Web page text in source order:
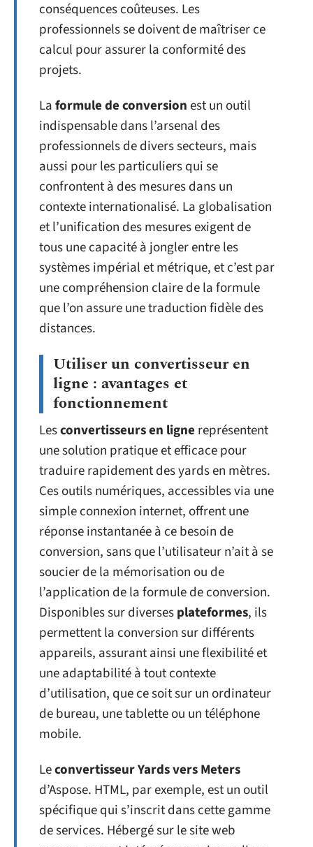
conséquences coûteuses. Les
professionnels se doivent de maîtriser ce
calcul pour assurer la conformité des
projets.
Laformule de conversionest un outil
indispensable dans l’arsenal des
professionnels de divers secteurs, mais
aussi pour les particuliers qui se
confrontent à des mesures dans un
contexte internationalisé. La globalisation
et l’unification des mesures exigent de
tous une capacité à jongler entre les
systèmes impérial et métrique, et c’est par
une compréhension claire de la formule
que l’on assure une traduction fidèle des
distances.
Utiliser un convertisseur en
ligne : avantages et
fonctionnement
Lesconvertisseurs en ligne représentent
une solution pratique et efficace pour
traduire rapidement des yards en mètres.
Ces outils numériques, accessibles via une
simple connexion internet, offrent une
réponse instantanée à ce besoin de
conversion, sans que l’utilisateur n’ait à se
soucier de la mémorisation ou de
l’application de la formule de conversion.
Disponibles sur diversesplateformes, ils
permettent la conversion sur différents
appareils, assurant ainsi une flexibilité et
une adaptabilité à tout contexte
d’utilisation, que ce soit sur un ordinateur
de bureau, une tablette ou un téléphone
mobile.
Leconvertisseur Yards vers Meters
d’Aspose. HTML, par exemple, est un outil
spécifique qui s’inscrit dans cette gamme
de services. Hébergé sur le site web